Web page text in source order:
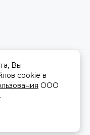
экипировка оптом и в
Вы
cookie в
ООО